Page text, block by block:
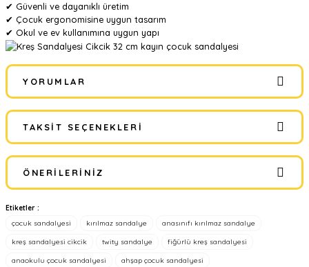
✔ Güvenli ve dayanıklı üretim
✔ Çocuk ergonomisine uygun tasarım
✔ Okul ve ev kullanımına uygun yapı
YORUMLAR
Bu ürüne ilk yorumu siz yapın!
Yorum Yaz
TAKSIT SEÇENEKLERI
ÖNERILERINIZ
Bu ürünün fiyat bilgisi, resim, ürün açıklamalarında ve diğer
konularda yetersiz gördüğünüz noktaları öneri formunu kullanarak
tarafımıza iletebilirsiniz.
Etiketler :
çocuk sandalyesi
kırılmaz sandalye anasınıfı kırılmaz sandalye
kreş sandalyesi cikcik twity sandalye fiğürlü kreş sandalyesi
anaokulu çocuk sandalyesi ahşap çocuk sandalyesi